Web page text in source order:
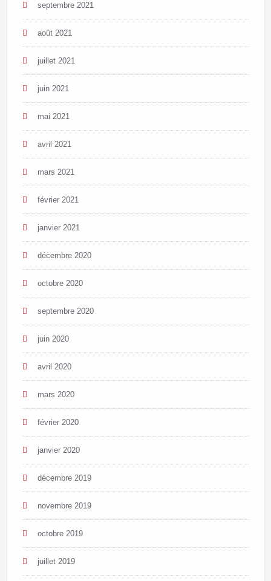
septembre 2021
août 2021
juillet 2021
juin 2021
mai 2021
avril 2021
mars 2021
février 2021
janvier 2021
décembre 2020
octobre 2020
septembre 2020
juin 2020
avril 2020
mars 2020
février 2020
janvier 2020
décembre 2019
novembre 2019
octobre 2019
juillet 2019